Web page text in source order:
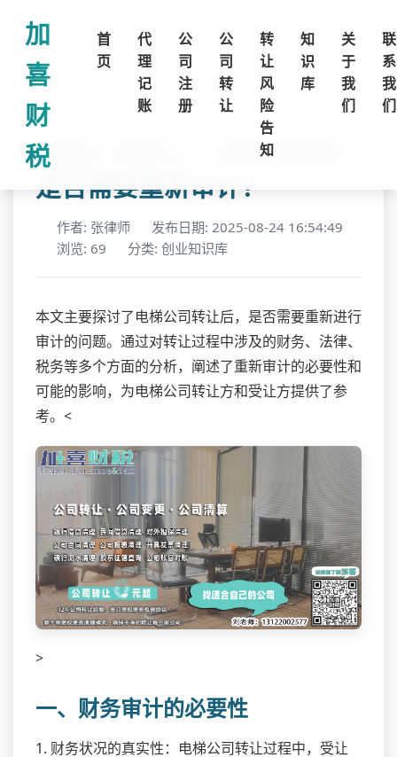
加
喜
财
税
首
页
代
理
记
账
公
司
注
册
公
司
转
让
转
让
风
险
告
知
知
识
库
关
于
我
们
联
系
我
们
电梯公司转让，变更手续后
是否需要重新审计？
作者: 张律师
发布日期: 2025-08-24 16:54:49
浏览: 69
分类: 创业知识库
本文主要探讨了电梯公司转让后，是否需要重新进行
审计的问题。通过对转让过程中涉及的财务、法律、
税务等多个方面的分析，阐述了重新审计的必要性和
可能的影响，为电梯公司转让方和受让方提供了参
考。<
>
一、财务审计的必要性
1. 财务状况的真实性：电梯公司转让过程中，受让